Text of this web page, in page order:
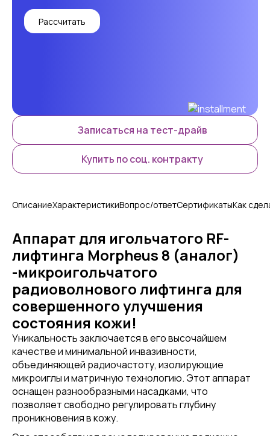
Рассчитать
Записаться на тест-драйв
Купить по соц. контракту
ОписаниеХарактеристикиВопрос/ответСертификатыКак
Аппарат для игольчатого RF-
лифтинга Morpheus 8 (аналог)
-микроигольчатого
радиоволнового лифтинга для
совершенного улучшения
состояния кожи!
Уникальность заключается в его высочайшем
качестве и минимальной инвазивности,
объединяющей радиочастоту, изолирующие
микроиглы и матричную технологию. Этот аппарат
оснащен разнообразными насадками, что
позволяет свободно регулировать глубину
проникновения в кожу.